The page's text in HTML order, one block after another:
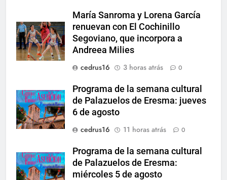
María Sanroma y Lorena García
renuevan con El Cochinillo
Segoviano, que incorpora a
Andreea Milies
cedrus16
3 horas atrás 0
Programa de la semana cultural
de Palazuelos de Eresma: jueves
6 de agosto
cedrus16
11 horas atrás 0
Programa de la semana cultural
de Palazuelos de Eresma:
miércoles 5 de agosto